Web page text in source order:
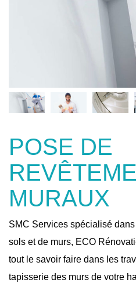
POSE DE
MURAUX
SMC Services spécialisé
sols et de murs, ECO
tout le savoir faire dans les
tapisserie des murs de votre